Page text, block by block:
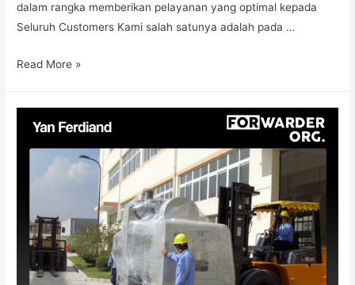
dalam rangka memberikan pelayanan yang optimal kepada
Seluruh Customers Kami salah satunya adalah pada …
Read More »